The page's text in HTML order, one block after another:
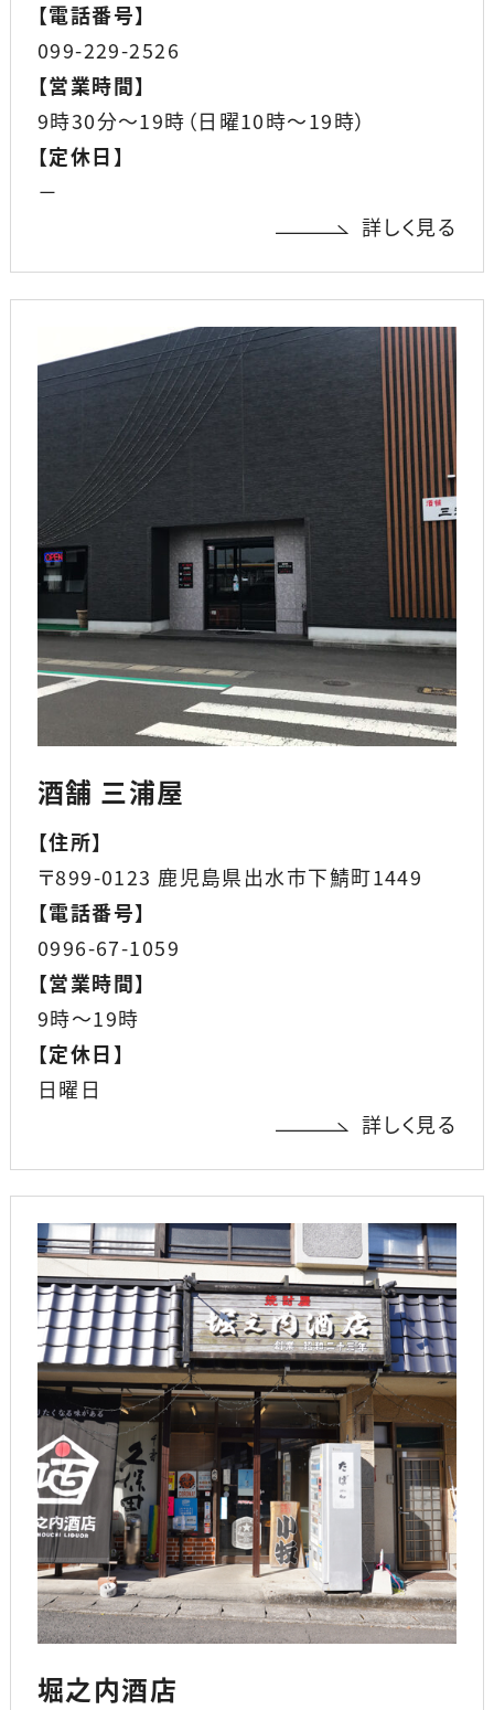
【電話番号】
099-229-2526
【営業時間】
9時30分〜19時（日曜10時〜19時）
【定休日】
－
詳しく見る
酒舗 三浦屋
【住所】
〒899-0123 鹿児島県出水市下鯖町1449
【電話番号】
0996-67-1059
【営業時間】
9時～19時
【定休日】
日曜日
詳しく見る
堀之内酒店